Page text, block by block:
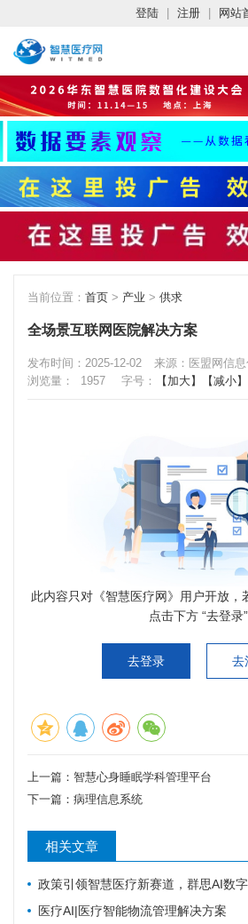
登陆 注册 网站
当前位置： 首页 > 产业 > 供求
全场景互联网医院解决方案
发布时间：2025-12-02
来源：医盟网信
浏览量：
1957 字号： 【加大】 【减小】
此内容只对《智慧医疗网》用户开放，
点击下方 “去登录”
去登录 去
上一篇： 智慧心身睡眠学科管理平台
下一篇： 病理信息系统
相关文章
政策引领智慧医疗新赛道，群思AI数字人解决方案升级，便
医疗AI|医疗智能物流管理解决方案